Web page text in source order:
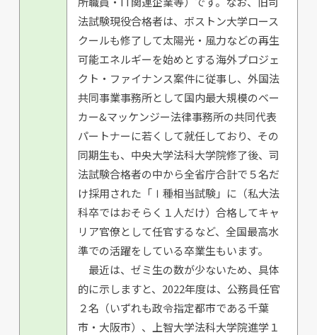
法試験現役合格者は、ボストン大学ロース
クールも修了して太陽光・風力などの再生
可能エネルギーを始めとする海外プロジェ
クト・ファイナンス案件に従事し、外国法
共同事業事務所として国内最大規模のベー
カー&マッケンジー法律事務所の共同代表
パートナーに若くして就任しており、その
同期生も、中央大学法科大学院修了後、司
法試験合格者の中から全省庁合計で５名だ
け採用された「Ⅰ種相当試験」に（私大法
科卒ではおそらく１人だけ）合格してキャ
リア官僚として任官するなど、全国最高水
準での活躍をしている卒業生もいます。
最近は、ゼミ生の数が少ないため、具体
的に示しますと、2022年度は、公務員任官
２名（いずれも政令指定都市である千葉
市・大阪市）、上智大学法科大学院進学１